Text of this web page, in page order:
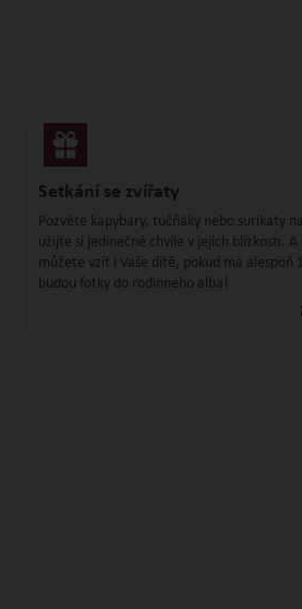
Setkání se zvířaty
Pozvěte kapybary, tučňáky nebo surikaty
užijte si jedinečné chvíle v jejich blízkosti. A
můžete vzít i Vaše dítě, pokud má alespoň
budou fotky do rodinného alba!